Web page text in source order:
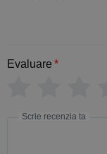
Evaluare *
Scrie recenzia ta